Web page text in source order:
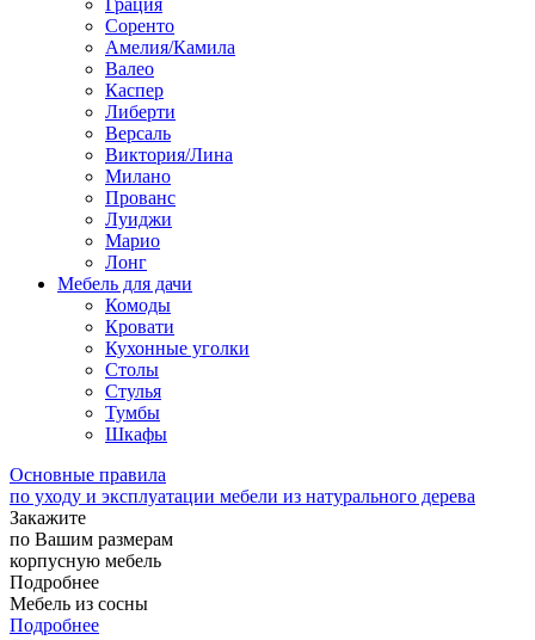
Грация
Соренто
Амелия/Камила
Валео
Каспер
Либерти
Версаль
Виктория/Лина
Милано
Прованс
Луиджи
Марио
Лонг
Мебель для дачи
Комоды
Кровати
Кухонные уголки
Столы
Стулья
Тумбы
Шкафы
Основные правила
по уходу и эксплуатации мебели из натурального дерева
Закажите
по Вашим размерам
корпусную мебель
Подробнее
Мебель из сосны
Подробнее